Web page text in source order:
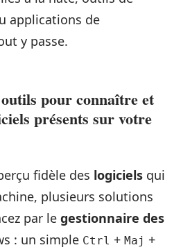
applications de
y passe.
pour connaître et
présents sur votre
fidèle des logiciels qui
plusieurs solutions
par le gestionnaire des
: un simple Ctrl + Maj +